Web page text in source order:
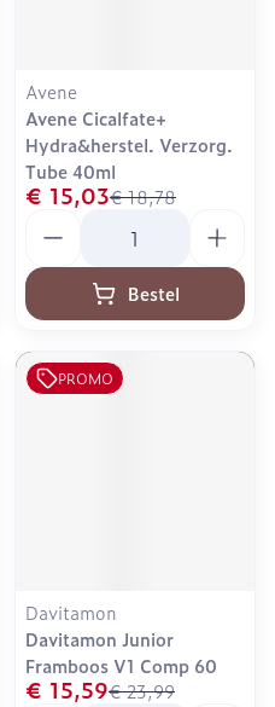
Avene
Avene Cicalfate+
Hydra&herstel. Verzorg.
Tube 40ml
€ 18,78
€ 15,03
Bestel
PROMO
Davitamon
Davitamon Junior
Framboos V1 Comp 60
€ 23,99
€ 15,59